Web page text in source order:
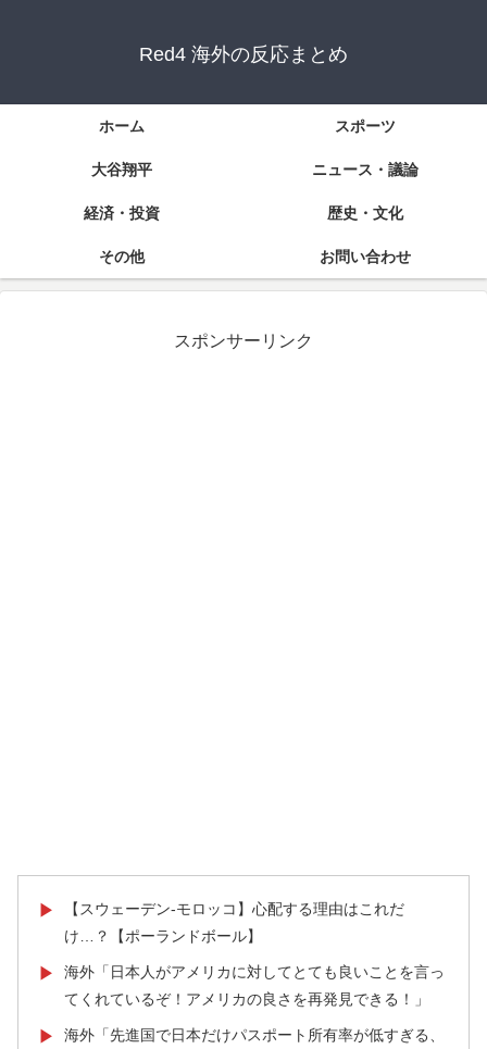
Red4 海外の反応まとめ
ホーム スポーツ
大谷翔平 ニュース・議論
経済・投資 歴史・文化
その他 お問い合わせ
スポンサーリンク
▶
【スウェーデン-モロッコ】心配する理由はこれだ
け…？【ポーランドボール】
▶
海外「日本人がアメリカに対してとても良いことを言っ
てくれているぞ！アメリカの良さを再発見できる！」
▶
海外「先進国で日本だけパスポート所有率が低すぎる、